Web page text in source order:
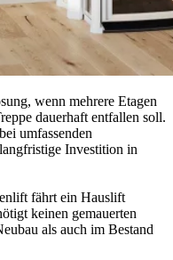
wenn mehrere Etagen
dauerhaft entfallen soll.
umfassenden
Investition in
fährt ein Hauslift
keinen gemauerten
als auch im Bestand